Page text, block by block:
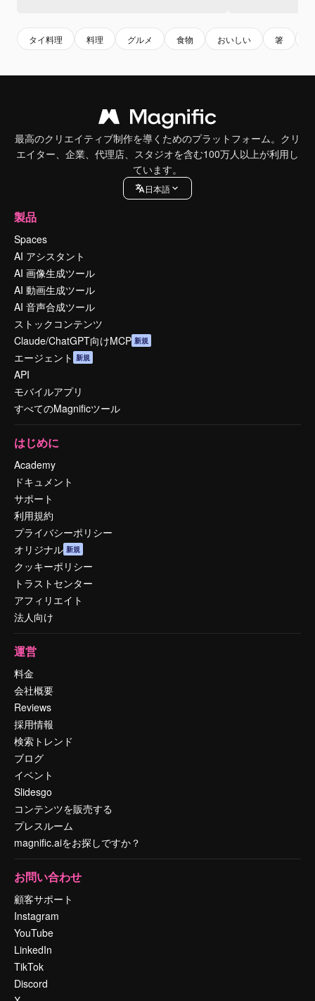
タイ料理 料理 グルメ 食物 おいしい 箸
最高のクリエイティブ制作を導くためのプラットフォーム。クリ
エイター、企業、代理店、スタジオを含む100万人以上が利用し
ています。
日本語
製品
Spaces
AI アシスタント
AI 画像生成ツール
AI 動画生成ツール
AI 音声合成ツール
ストックコンテンツ
Claude/ChatGPT向けMCP 新規
エージェント 新規
API
モバイルアプリ
すべてのMagnificツール
はじめに
Academy
ドキュメント
サポート
利用規約
プライバシーポリシー
オリジナル 新規
クッキーポリシー
トラストセンター
アフィリエイト
法人向け
運営
料金
会社概要
Reviews
採用情報
検索トレンド
ブログ
イベント
Slidesgo
コンテンツを販売する
プレスルーム
magnific.aiをお探しですか？
お問い合わせ
顧客サポート
Instagram
YouTube
LinkedIn
TikTok
Discord